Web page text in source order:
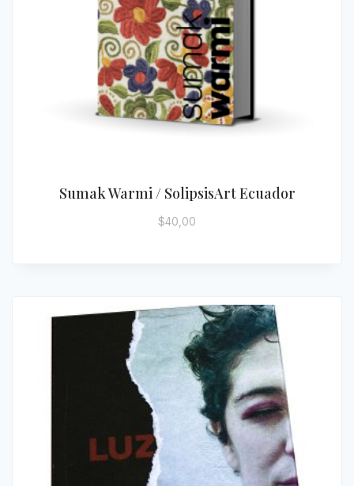
Sumak Warmi / SolipsisArt Ecuador
$40,00